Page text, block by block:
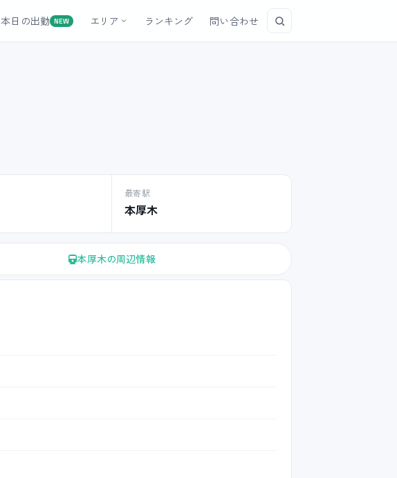
本日の出勤 NEW エリア ランキング 問い合わせ
最寄駅
本厚木
本厚木の周辺情報